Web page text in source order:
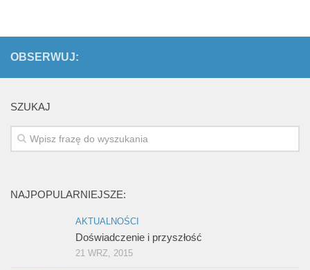
OBSERWUJ:
SZUKAJ
NAJPOPULARNIEJSZE:
AKTUALNOŚCI
Doświadczenie i przyszłość
21 WRZ, 2015